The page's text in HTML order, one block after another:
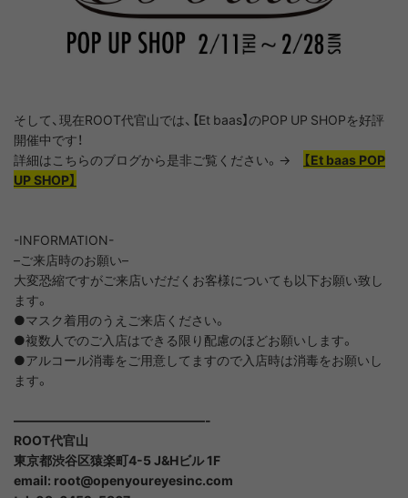
そして、現在ROOT代官山では、【Et baas】のPOP UP SHOPを好評
開催中です！
詳細はこちらのブログから是非ご覧ください。→
【Et baas POP
UP SHOP】
-INFORMATION-
–ご来店時のお願い–
大変恐縮ですがご来店いだだくお客様についても以下お願い致し
ます。
●マスク着用のうえご来店ください。
●複数人でのご入店はできる限り配慮のほどお願いします。
●アルコール消毒をご用意してますので入店時は消毒をお願いし
ます。
———————————————-
ROOT代官山
東京都渋谷区猿楽町4-5 J&Hビル 1F
email: root@openyoureyesinc.com